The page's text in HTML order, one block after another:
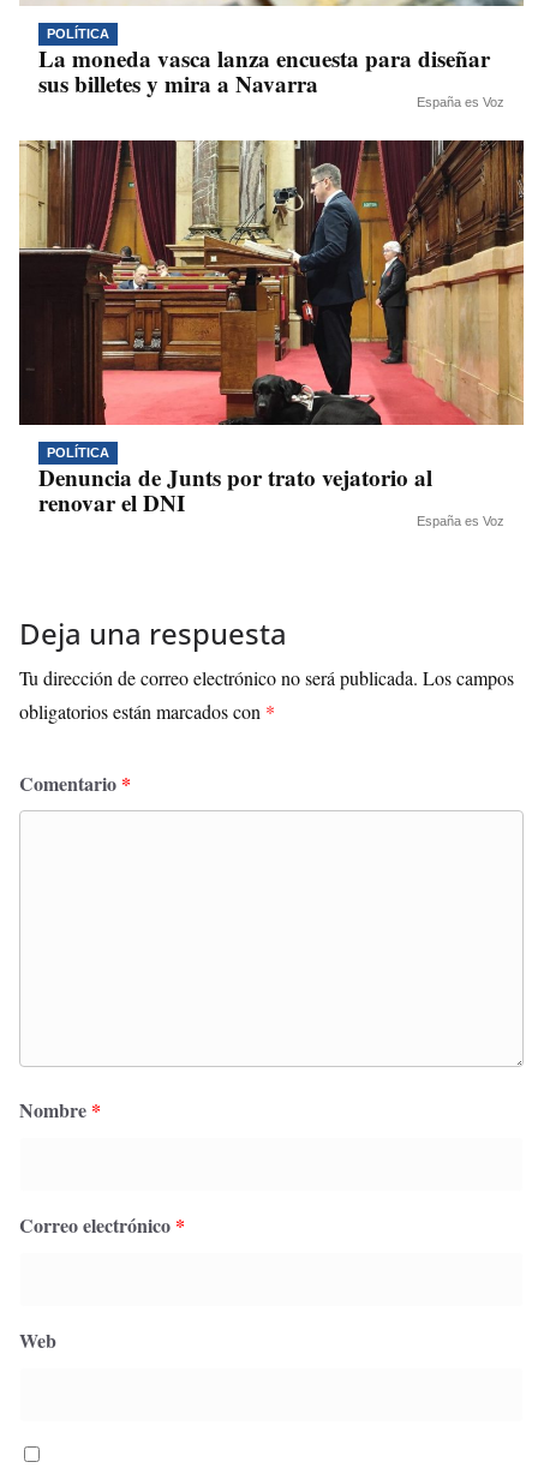
POLÍTICA
La moneda vasca lanza encuesta para diseñar
sus billetes y mira a Navarra
España es Voz
POLÍTICA
Denuncia de Junts por trato vejatorio al
renovar el DNI
España es Voz
Deja una respuesta
Tu dirección de correo electrónico no será publicada. Los campos
obligatorios están marcados con *
Comentario *
Nombre *
Correo electrónico *
Web